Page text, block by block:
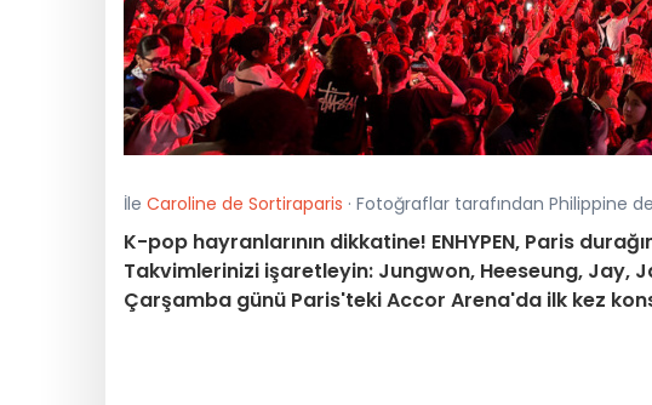
İle Caroline de Sortiraparis · Fotoğraflar tarafından Philippine
K-pop hayranlarının dikkatine! ENHYPEN, Paris
Takvimlerinizi işaretleyin: Jungwon, Heeseung, Jay,
Çarşamba günü Paris'teki Accor Arena'da ilk kez